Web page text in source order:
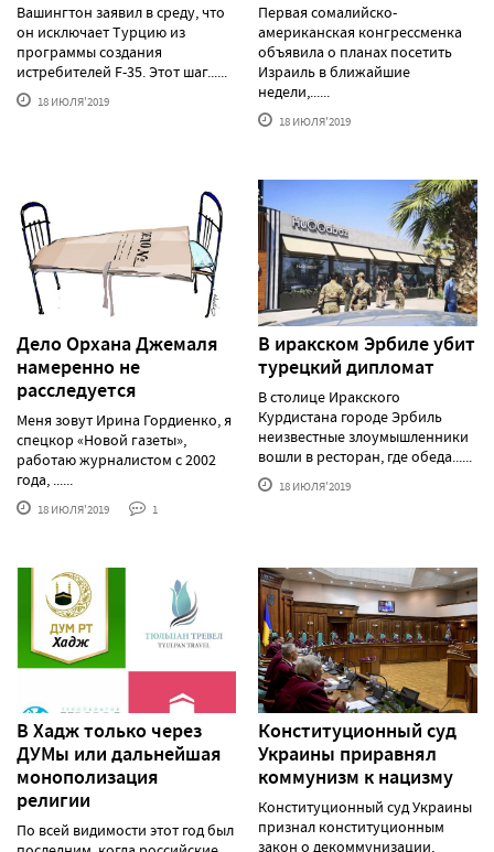
Вашингтон заявил в среду, что
он исключает Турцию из
программы создания
истребителей F-35. Этот шаг......
18 ИЮЛЯ'2019
Первая сомалийско-
американская конгрессменка
объявила о планах посетить
Израиль в ближайшие
недели,......
18 ИЮЛЯ'2019
Дело Орхана Джемаля
намеренно не
расследуется
Меня зовут Ирина Гордиенко, я
спецкор «Новой газеты»,
работаю журналистом с 2002
года, ......
18 ИЮЛЯ'2019 1
В иракском Эрбиле убит
турецкий дипломат
В столице Иракского
Курдистана городе Эрбиль
неизвестные злоумышленники
вошли в ресторан, где обеда......
18 ИЮЛЯ'2019
В Хадж только через
ДУМы или дальнейшая
монополизация
религии
По всей видимости этот год был
Конституционный суд
Украины приравнял
коммунизм к нацизму
Конституционный суд Украины
признал конституционным
закон о декоммунизации,